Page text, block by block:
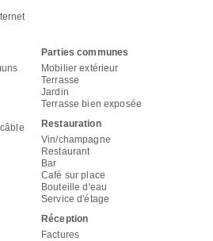
Parties communes
Mobilier extérieur
Terrasse
Jardin
Terrasse bien exposée
Restauration
Vin/champagne
Restaurant
Bar
Café sur place
Bouteille d'eau
Service d'étage
Réception
Factures